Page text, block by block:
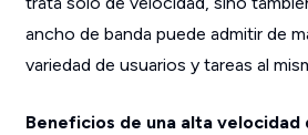
ancho de banda puede admitir de
variedad de usuarios y tareas al
Beneficios de una alta